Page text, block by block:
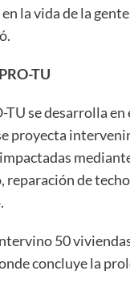
la vida de la
TU
TU se desarrolla
proyecta
de
50
concluye la